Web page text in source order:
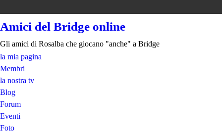
Amici del Bridge online
Gli amici di Rosalba che giocano "anche" a Bridge
la mia pagina
Membri
la nostra tv
Blog
Forum
Eventi
Foto